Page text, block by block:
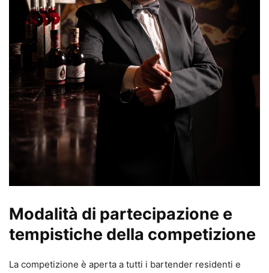
Modalità di partecipazione e
tempistiche della competizione
La competizione è aperta a tutti i bartender residenti e